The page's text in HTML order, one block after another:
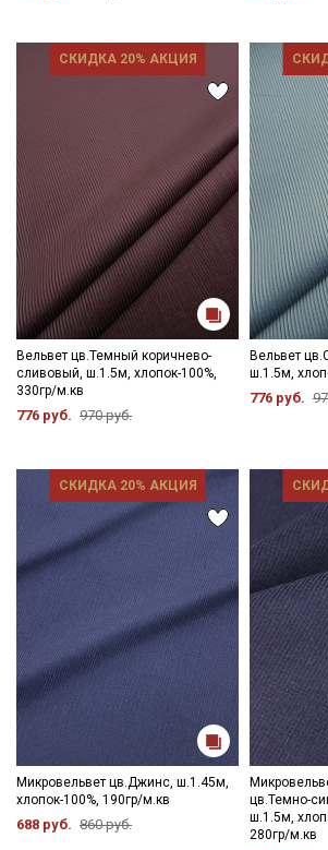
СКИДКА 20% АКЦИЯ
Вельвет цв.Темный коричнево-
сливовый, ш.1.5м, хлопок-100%,
330гр/м.кв
776 руб. 970 руб.
Вельвет
ш.1.5м,
776 руб.
СКИДКА 20% АКЦИЯ
Микровельвет цв.Джинс, ш.1.45м,
хлопок-100%, 190гр/м.кв
688 руб. 860 руб.
цв.Темно-
ш.1.5м,
280гр/м.кв